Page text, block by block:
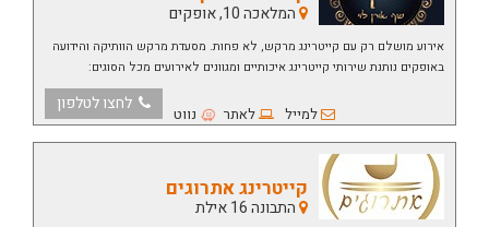
המלאכה 10, אופקים
אירוע מושלם רק עם קייטרינג מרקש, לא פחות. מסעדת מרקש הוותיקה והידועה
באופקים נותנת שירותי קייטרינג איכותיים ומגוונים לאירועים מכל הסוגים:
למייל לאתר נווט לחצו לטלפון
קייטרינג אתרוגים
התבונה 16 אילת